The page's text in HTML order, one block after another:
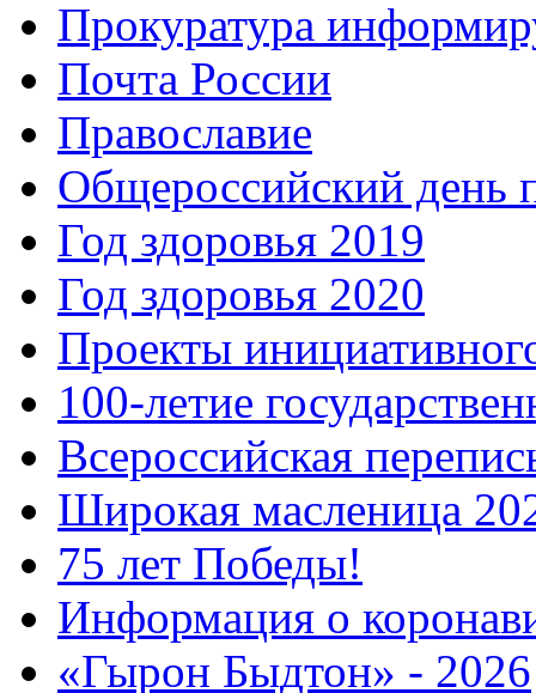
Прокуратура
Почта России
Православие
Общероссийский день
Год здоровья 2019
Год здоровья 2020
Проекты
100-летие
Всероссийская
Широкая масленица
75 лет Победы!
Информация о
«Гырон Быдтон» - 2026